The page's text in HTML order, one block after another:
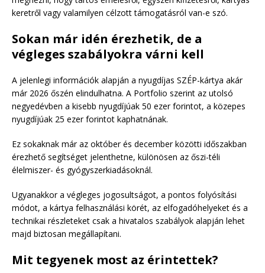
keretről vagy valamilyen célzott támogatásról van-e szó.
Sokan már idén érezhetik, de a
végleges szabályokra várni kell
A jelenlegi információk alapján a nyugdíjas SZÉP-kártya akár
már 2026 őszén elindulhatna. A Portfolio szerint az utolsó
negyedévben a kisebb nyugdíjúak 50 ezer forintot, a közepes
nyugdíjúak 25 ezer forintot kaphatnának.
Ez sokaknak már az október és december közötti időszakban
érezhető segítséget jelenthetne, különösen az őszi-téli
élelmiszer- és gyógyszerkiadásoknál.
Ugyanakkor a végleges jogosultságot, a pontos folyósítási
módot, a kártya felhasználási körét, az elfogadóhelyeket és a
technikai részleteket csak a hivatalos szabályok alapján lehet
majd biztosan megállapítani.
Mit tegyenek most az érintettek?